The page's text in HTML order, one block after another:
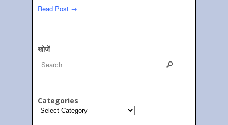
Read Post →
खोजें
Categories
Categories